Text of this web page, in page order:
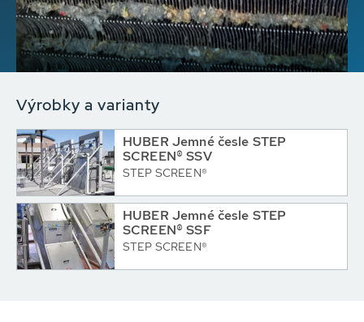
Výrobky a varianty
HUBER Jemné česle STEP
SCREEN® SSV
STEP SCREEN®
HUBER Jemné česle STEP
SCREEN® SSF
STEP SCREEN®